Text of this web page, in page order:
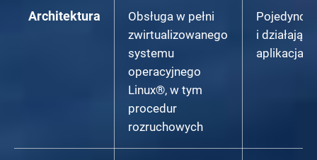
Architektura
Obsługa w pełni
zwirtualizowanego
systemu
operacyjnego
Linux®, w tym
procedur
rozruchowych
i
aplikacja